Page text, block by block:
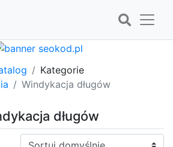
Kategorie
Windykacja długów
długów
Sortuj: